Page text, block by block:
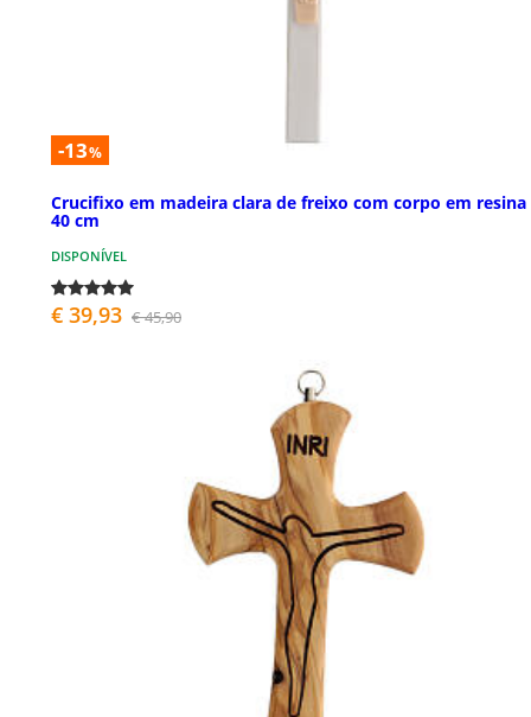
-13%
Crucifixo em madeira clara de freixo com corpo em resina
40 cm
DISPONÍVEL
€ 39,93 € 45,90